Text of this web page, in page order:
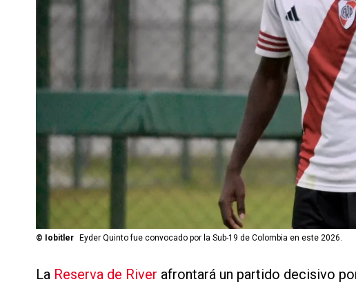
© Iobitler Eyder Quinto fue convocado por la Sub-19 de Colombia en este 2026.
La Reserva de River afrontará un partido decisivo